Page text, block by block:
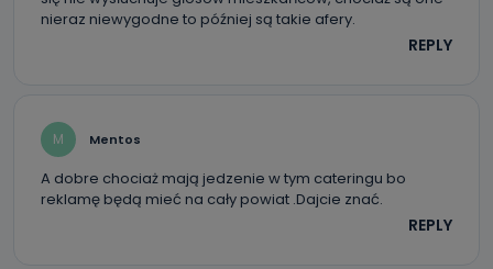
nieraz niewygodne to później są takie afery.
REPLY
M Mentos
A dobre chociaż mają jedzenie w tym cateringu bo
reklamę będą mieć na cały powiat .Dajcie znać.
REPLY